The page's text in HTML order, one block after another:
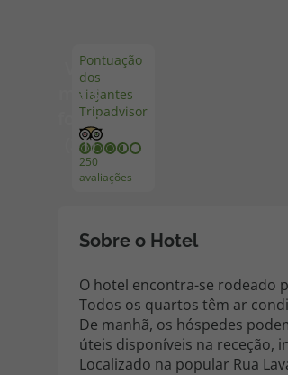
Disneyland ® Paris
Pontuação
dos
viajantes
Tripadvisor
250
avaliações
Ver
mais
fotos
(31)
Sobre o Hotel
O hotel encontra-se rodeado
Todos os quartos têm ar
De manhã, os hóspedes
úteis disponíveis na receção,
Localizado na popular Rua